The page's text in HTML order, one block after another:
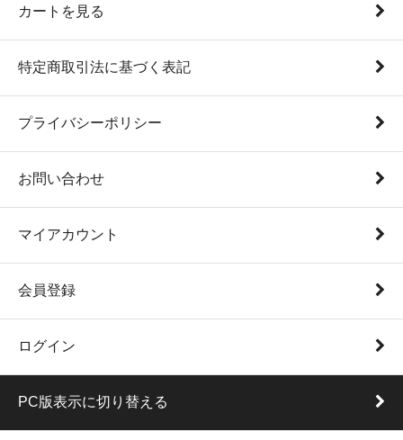
カートを見る
特定商取引法に基づく表記
プライバシーポリシー
お問い合わせ
マイアカウント
会員登録
ログイン
PC版表示に切り替える